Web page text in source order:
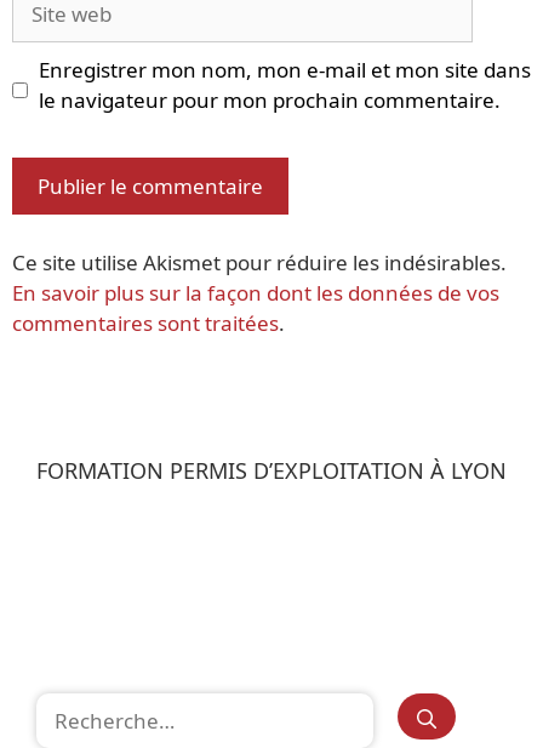
web
Enregistrer mon nom, mon e-mail et mon site dans
le navigateur pour mon prochain commentaire.
Ce site utilise Akismet pour réduire les indésirables.
En savoir plus sur la façon dont les données de vos
commentaires sont traitées.
FORMATION PERMIS D’EXPLOITATION À LYON